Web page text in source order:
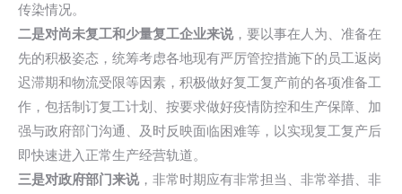
传染情况。
二是对尚未复工和少量复工企业来说，要以事在人为、准备在
先的积极姿态，统筹考虑各地现有严厉管控措施下的员工返岗
迟滞期和物流受限等因素，积极做好复工复产前的各项准备工
作，包括制订复工计划、按要求做好疫情防控和生产保障、加
强与政府部门沟通、及时反映面临困难等，以实现复工复产后
即快速进入正常生产经营轨道。
三是对政府部门来说，非常时期应有非常担当、非常举措、非